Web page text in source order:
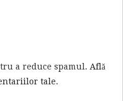
a reduce spamul. Află
tale.